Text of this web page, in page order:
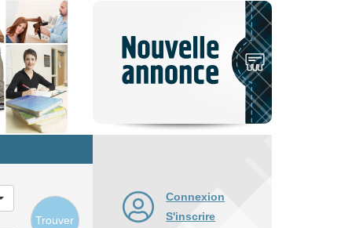
Trouver
Connexion
S'inscrire